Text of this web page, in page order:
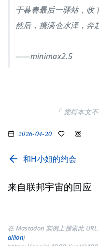
于暮春最后一驿站，收
然后，携满仓水泽，奔
——minimax2.5
「 觉得本文
2026-04-20
和H小姐的约会
来自联邦宇宙的回应
在 Mastodon 实例上搜索此
allion)